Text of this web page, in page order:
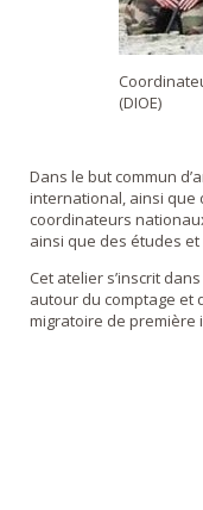
(DIOE)
Dans le but commun
international, ainsi que
coordinateurs
ainsi que des études
Cet atelier s’inscrit
autour du comptage et
migratoire de première